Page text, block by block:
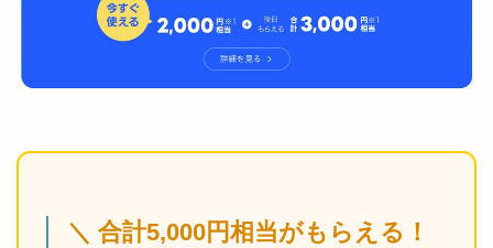
＼ 合計5,000円相当がもらえる！